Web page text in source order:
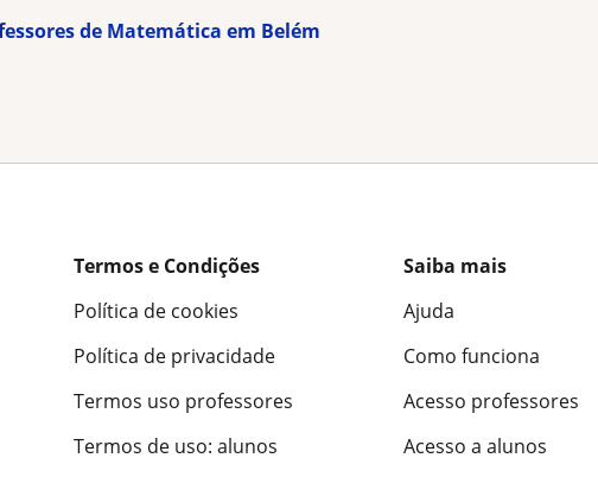
de Matemática em Belém
Termos e Condições
Política de cookies
Política de privacidade
Termos uso professores
Termos de uso: alunos
Saiba mais
Ajuda
Como funciona
Acesso professores
Acesso a alunos